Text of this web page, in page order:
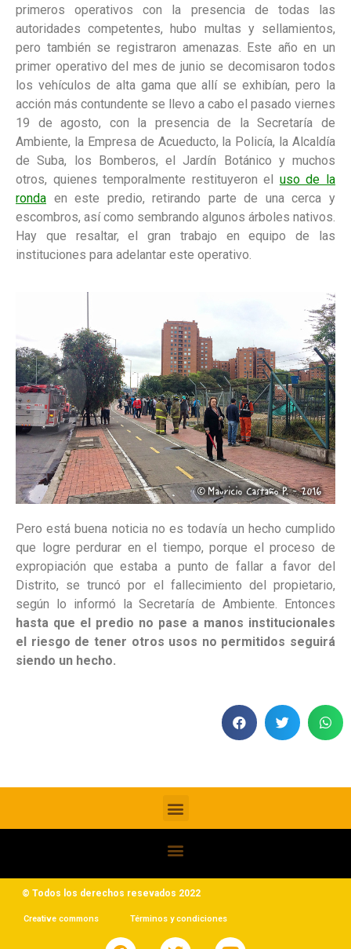
primeros operativos con la presencia de todas las
autoridades competentes, hubo multas y sellamientos,
pero también se registraron amenazas. Este año en un
primer operativo del mes de junio se decomisaron todos
los vehículos de alta gama que allí se exhibían, pero la
acción más contundente se llevo a cabo el pasado viernes
19 de agosto, con la presencia de la Secretaría de
Ambiente, la Empresa de Acueducto, la Policía, la Alcaldía
de Suba, los Bomberos, el Jardín Botánico y muchos
otros, quienes temporalmente restituyeron el uso de la
ronda en este predio, retirando parte de una cerca y
escombros, así como sembrando algunos árboles nativos.
Hay que resaltar, el gran trabajo en equipo de las
instituciones para adelantar este operativo.
Pero está buena noticia no es todavía un hecho cumplido
que logre perdurar en el tiempo, porque el proceso de
expropiación que estaba a punto de fallar a favor del
Distrito, se truncó por el fallecimiento del propietario,
según lo informó la Secretaría de Ambiente. Entonces
hasta que el predio no pase a manos institucionales
el riesgo de tener otros usos no permitidos seguirá
siendo un hecho.
© Todos los derechos resevados 2022
Creative commons Términos y condiciones